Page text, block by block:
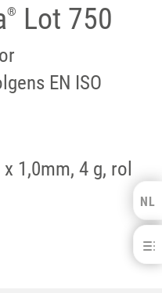
NL
® Lot 750
EN ISO
1,0mm, 4 g, rol